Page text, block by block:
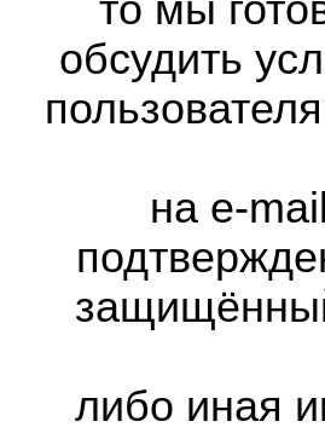
то мы
обсудить
на e-mail
либо иная